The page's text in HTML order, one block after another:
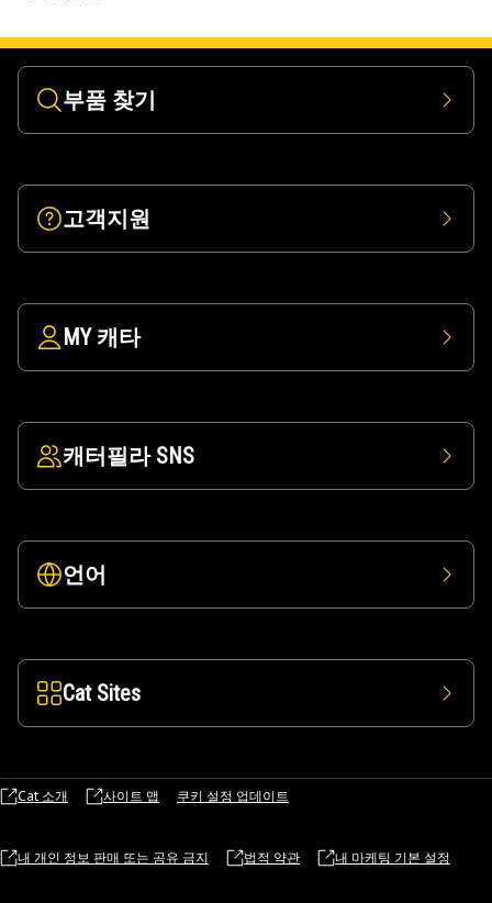
부품 찾기
고객지원
MY 캐타
캐터필라 SNS
언어
Cat Sites
Cat 소개 사이트 맵 쿠키 설정 업데이트
내 개인 정보 판매 또는 공유 금지 법적 약관 내 마케팅 기본 설정